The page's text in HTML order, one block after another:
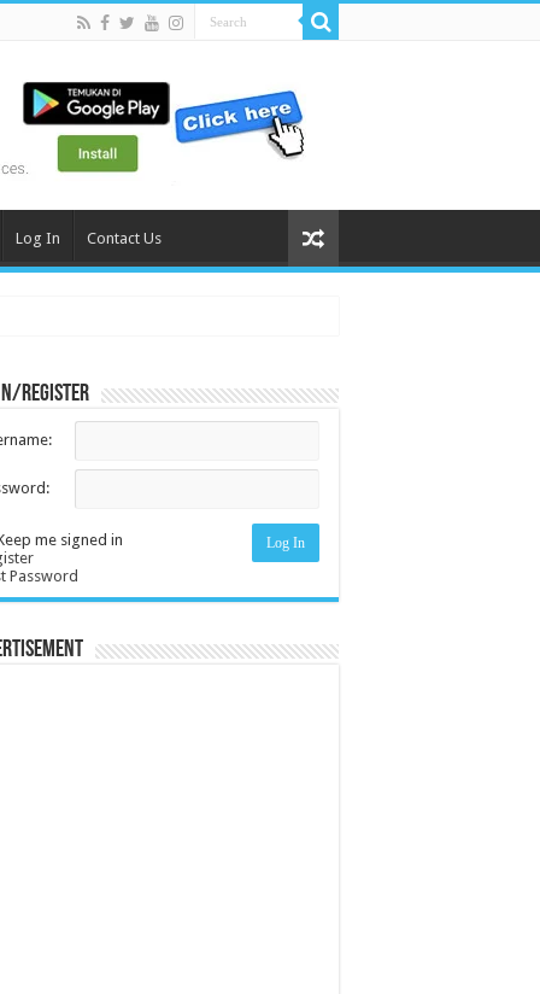
Log In Contact Us
register
me signed in Log In
Password